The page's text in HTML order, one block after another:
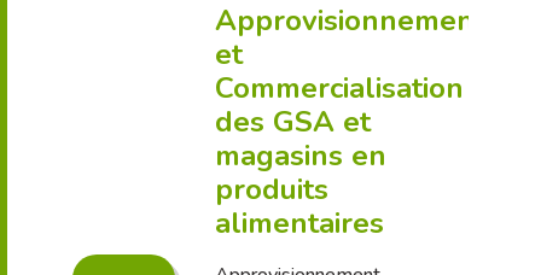
Approvisionnement
et
Commercialisation
des GSA et
magasins en
produits
alimentaires